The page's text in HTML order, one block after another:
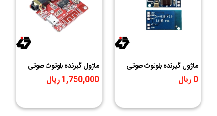
ماژول گیرنده بلوتوث صوتی
CA-6928 ورژن 5
0 ریال
ماژول گیرنده بلوتوث صوتی
XY-BT Mini HW-770
1,750,000 ریال